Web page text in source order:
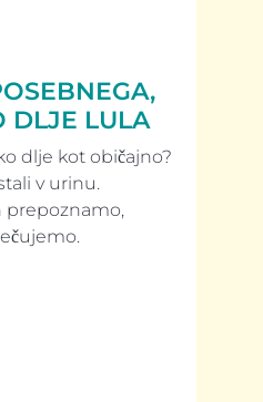
DLJE LULA
dlje kot običajno?
v urinu.
prepoznamo,